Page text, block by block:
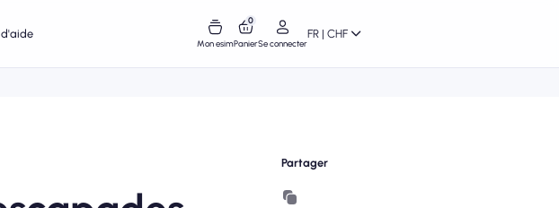
Mon esim
0
PanierSe connecter
FR | CHF
Partager